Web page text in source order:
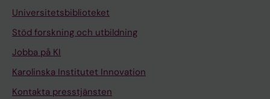
Universitetsbiblioteket
Stöd forskning och utbildning
Jobba på KI
Karolinska Institutet Innovation
Kontakta presstjänsten